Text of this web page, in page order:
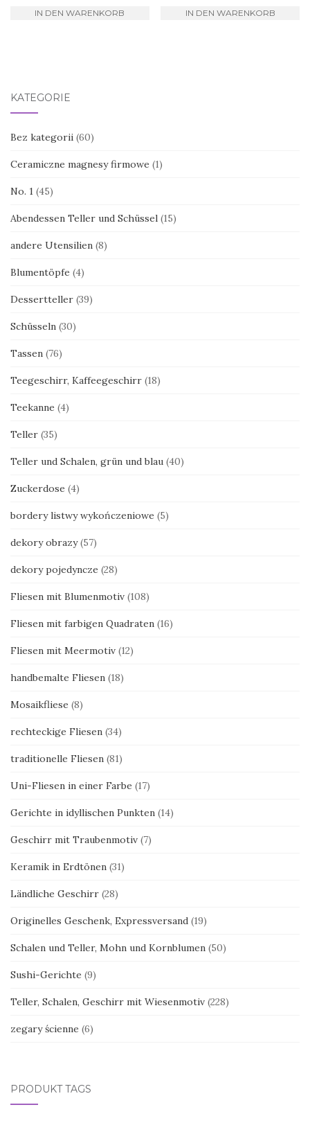
IN DEN WARENKORB IN DEN WARENKORB
KATEGORIE
Bez kategorii (60)
Ceramiczne magnesy firmowe (1)
No. 1 (45)
Abendessen Teller und Schüssel (15)
andere Utensilien (8)
Blumentöpfe (4)
Dessertteller (39)
Schüsseln (30)
Tassen (76)
Teegeschirr, Kaffeegeschirr (18)
Teekanne (4)
Teller (35)
Teller und Schalen, grün und blau (40)
Zuckerdose (4)
bordery listwy wykończeniowe (5)
dekory obrazy (57)
dekory pojedyncze (28)
Fliesen mit Blumenmotiv (108)
Fliesen mit farbigen Quadraten (16)
Fliesen mit Meermotiv (12)
handbemalte Fliesen (18)
Mosaikfliese (8)
rechteckige Fliesen (34)
traditionelle Fliesen (81)
Uni-Fliesen in einer Farbe (17)
Gerichte in idyllischen Punkten (14)
Geschirr mit Traubenmotiv (7)
Keramik in Erdtönen (31)
Ländliche Geschirr (28)
Originelles Geschenk, Expressversand (19)
Schalen und Teller, Mohn und Kornblumen (50)
Sushi-Gerichte (9)
Teller, Schalen, Geschirr mit Wiesenmotiv (228)
zegary ścienne (6)
PRODUKT TAGS